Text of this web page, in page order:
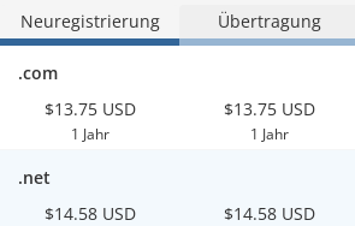
Neuregistrierung
Übertragung
.com
$13.75 USD
1 Jahr
$13.75 USD
1 Jahr
.net
$14.58 USD
$14.58 USD